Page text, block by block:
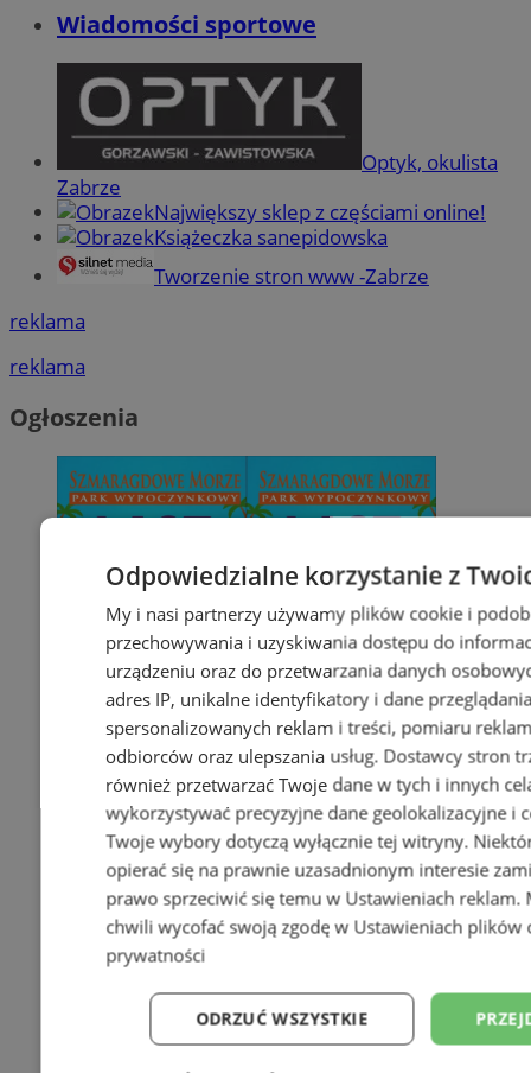
Wiadomości sportowe
Optyk, okulista
Zabrze
Największy sklep z częściami online!
Książeczka sanepidowska
Tworzenie stron www -Zabrze
reklama
reklama
Ogłoszenia
Odpowiedzialne korzystanie z
My i nasi partnerzy używamy plików cookie i
przechowywania i uzyskiwania dostępu do
urządzeniu oraz do przetwarzania danych
adres IP, unikalne identyfikatory i dane
spersonalizowanych reklam i treści, pomiaru
odbiorców oraz ulepszania usług. Dostawcy stron
również przetwarzać Twoje dane w tych i innych
wykorzystywać precyzyjne dane geolokalizacyjne i
Twoje wybory dotyczą wyłącznie tej witryny.
opierać się na prawnie uzasadnionym interesie
prawo sprzeciwić się temu w Ustawieniach reklam.
chwili wycofać swoją zgodę w Ustawieniach plików
prywatności
ODRZUĆ WSZYSTKIE